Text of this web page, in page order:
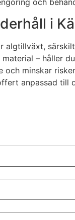
och
i
algtillväxt,
– håller
och minskar
anpassad till